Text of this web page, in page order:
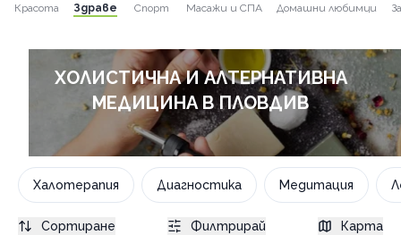
Красота Здраве Спорт Масажи и СПА Домашни любимци
ХОЛИСТИЧНА И АЛТЕРНАТИВНА
МЕДИЦИНА В ПЛОВДИВ
Халотерапия Диагностика Медитация
Сортиране Филтрирай Карта